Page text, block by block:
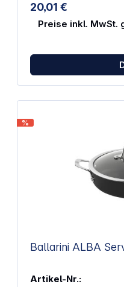
20,01 €
Preise inkl. MwSt.
%
Artikel-Nr.: